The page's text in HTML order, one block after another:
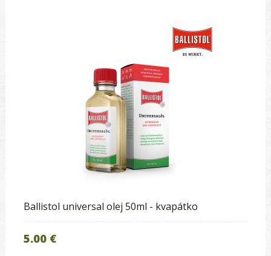
Ballistol universal olej 50ml - kvapátko
5.00 €